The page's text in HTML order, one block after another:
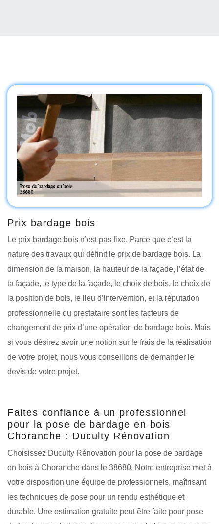
Prix bardage bois
Le prix bardage bois n’est pas fixe. Parce que c’est la
nature des travaux qui définit le prix de bardage bois. La
dimension de la maison, la hauteur de la façade, l’état de
la façade, le type de la façade, le choix de bois, le choix de
la position de bois, le lieu d’intervention, et la réputation
professionnelle du prestataire sont les facteurs de
changement de prix d’une opération de bardage bois. Mais
si vous désirez avoir une notion sur le frais de la réalisation
de votre projet, nous vous conseillons de demander le
devis de votre projet.
Faites confiance à un professionnel
pour la pose de bardage en bois
Choranche : Duculty Rénovation
Choisissez Duculty Rénovation pour la pose de bardage
en bois à Choranche dans le 38680. Notre entreprise met à
votre disposition une équipe de professionnels, maîtrisant
les techniques de pose pour un rendu esthétique et
durable. Une estimation gratuite peut être faite pour pose